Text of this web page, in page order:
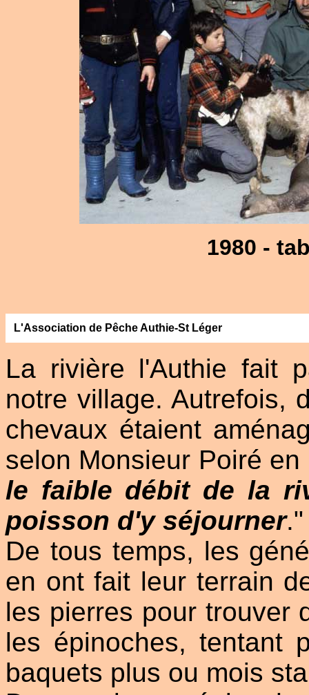
1980 -
L'Association de Pêche Authie-St Léger
La rivière l'Authie fait
notre village. Autrefois,
chevaux étaient
selon Monsieur Poiré en
le faible débit de la
poisson d'y séjourner."
De tous temps, les
en ont fait leur terrain
les pierres pour trouver
les épinoches, tentant
baquets plus ou mois